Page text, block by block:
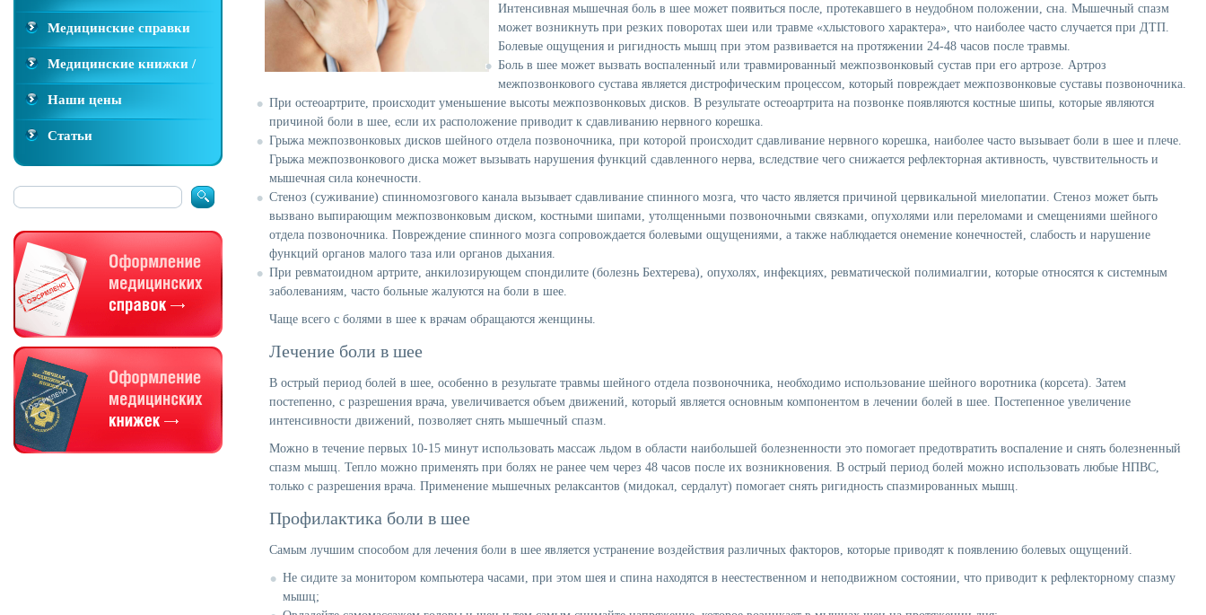
Медицинские справки
(справки для ГАИ, справки в
бассейн, справки на оружие
и др.)
Медицинские книжки /
мед книжки
Наши цены
Статьи
Интенсивная мышечная боль в шее может появиться после, протекавшего в неудобном положении, сна. Мышечный спазм
может возникнуть при резких поворотах шеи или травме «хлыстового характера», что наиболее часто случается при ДТП.
Болевые ощущения и ригидность мышц при этом развивается на протяжении 24-48 часов после травмы.
Боль в шее может вызвать воспаленный или травмированный межпозвонковый сустав при его артрозе. Артроз
межпозвонкового сустава является дистрофическим процессом, который повреждает межпозвонковые суставы позвоночника.
При остеоартрите, происходит уменьшение высоты межпозвонковых дисков. В результате остеоартрита на позвонке появляются костные шипы, которые являются
причиной боли в шее, если их расположение приводит к сдавливанию нервного корешка.
Грыжа межпозвонковых дисков шейного отдела позвоночника, при которой происходит сдавливание нервного корешка, наиболее часто вызывает боли в шее и плече.
Грыжа межпозвонкового диска может вызывать нарушения функций сдавленного нерва, вследствие чего снижается рефлекторная активность, чувствительность и
мышечная сила конечности.
Стеноз (суживание) спинномозгового канала вызывает сдавливание спинного мозга, что часто является причиной цервикальной миелопатии. Стеноз может быть
вызвано выпирающим межпозвонковым диском, костными шипами, утолщенными позвоночными связками, опухолями или переломами и смещениями шейного
отдела позвоночника. Повреждение спинного мозга сопровождается болевыми ощущениями, а также наблюдается онемение конечностей, слабость и нарушение
функций органов малого таза или органов дыхания.
При ревматоидном артрите, анкилозирующем спондилите (болезнь Бехтерева), опухолях, инфекциях, ревматической полимиалгии, которые относятся к системным
заболеваниям, часто больные жалуются на боли в шее.
Чаще всего с болями в шее к врачам обращаются женщины.
Лечение боли в шее
В острый период болей в шее, особенно в результате травмы шейного отдела позвоночника, необходимо использование шейного воротника (корсета). Затем
постепенно, с разрешения врача, увеличивается объем движений, который является основным компонентом в лечении болей в шее. Постепенное увеличение
интенсивности движений, позволяет снять мышечный спазм.
Можно в течение первых 10-15 минут использовать массаж льдом в области наибольшей болезненности это помогает предотвратить воспаление и снять болезненный
спазм мышц. Тепло можно применять при болях не ранее чем через 48 часов после их возникновения. В острый период болей можно использовать любые НПВС,
только с разрешения врача. Применение мышечных релаксантов (мидокал, сердалут) помогает снять ригидность спазмированных мышц.
Профилактика боли в шее
Самым лучшим способом для лечения боли в шее является устранение воздействия различных факторов, которые приводят к появлению болевых ощущений.
Не сидите за монитором компьютера часами, при этом шея и спина находятся в неестественном и неподвижном состоянии, что приводит к рефлекторному спазму
мышц;